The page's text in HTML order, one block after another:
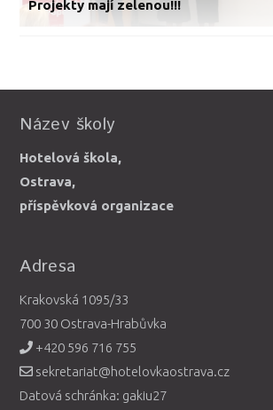
Projekty mají zelenou!!!
Název školy
Hotelová škola,
Ostrava,
příspěvková organizace
Adresa
Krakovská 1095/33
700 30 Ostrava-Hrabůvka
+420 596 716 755
sekretariat@hotelovkaostrava.cz
Datová schránka: gakiu27